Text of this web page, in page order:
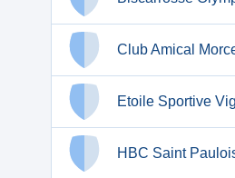
Club Amical
Etoile Sportive
HBC Saint